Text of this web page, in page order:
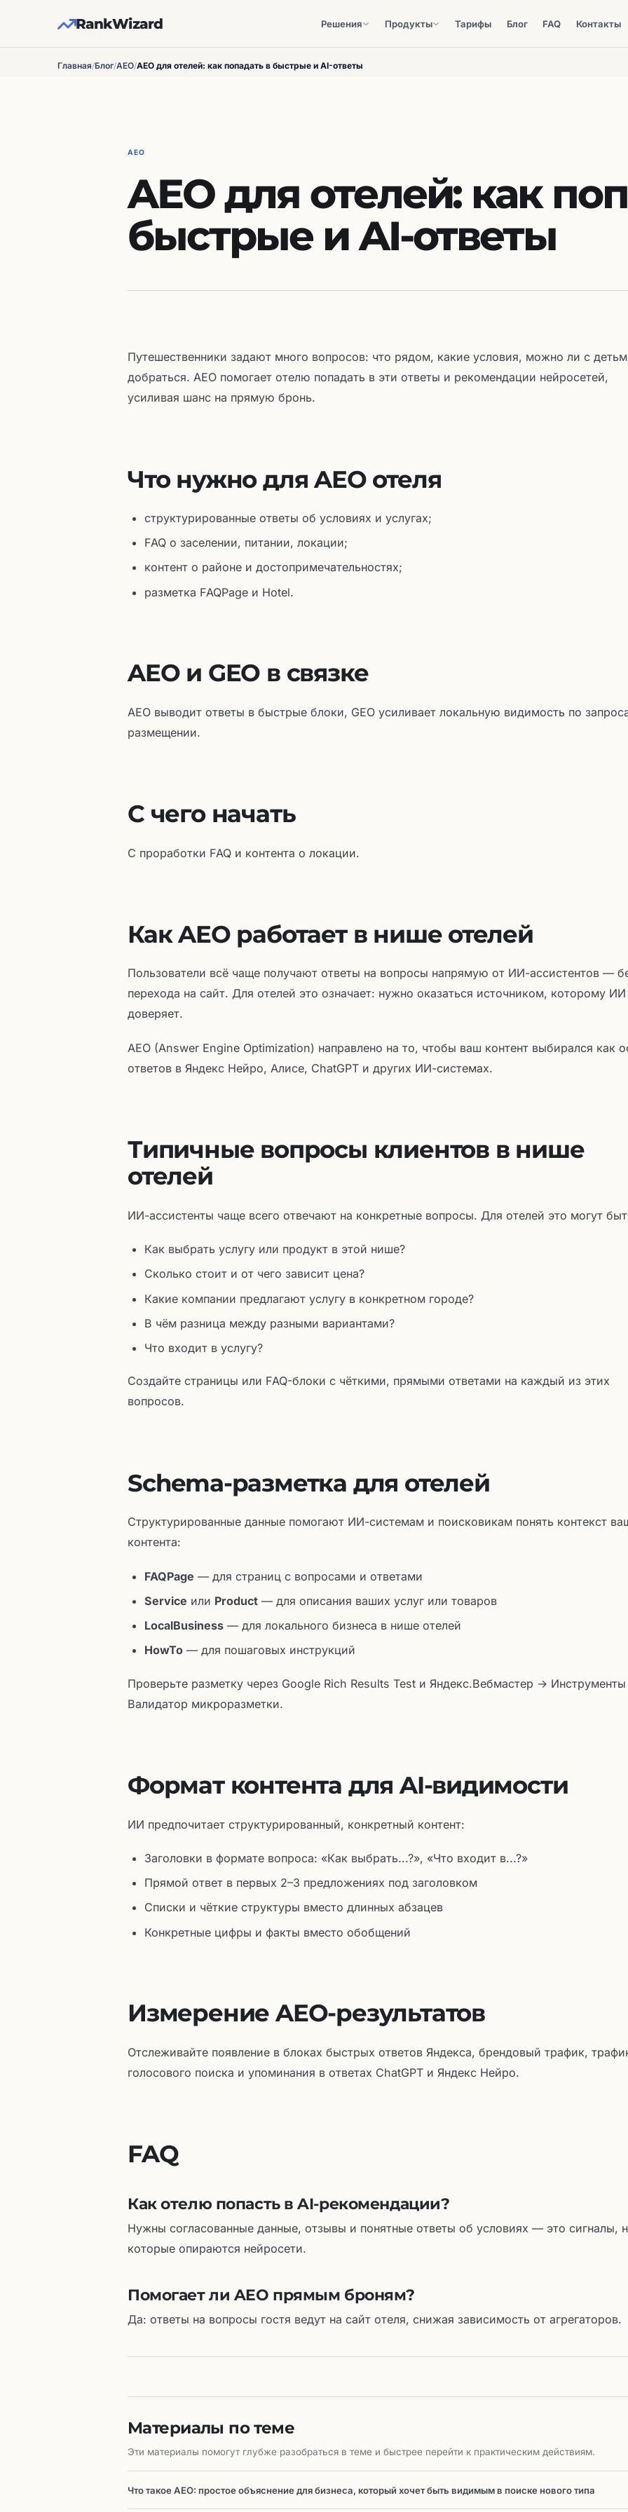
RankWizard Решения Продукты Тарифы Блог FAQ Контакты
Главная/Блог/AEO/AEO для отелей: как попадать в быстрые и AI-ответы
AEO
AEO для отелей: как
быстрые и AI-ответы
Путешественники задают много вопросов: что рядом, какие условия, можно ли с
добраться. AEO помогает отелю попадать в эти ответы и рекомендации нейросетей,
усиливая шанс на прямую бронь.
Что нужно для AEO отеля
структурированные ответы об условиях и услугах;
FAQ о заселении, питании, локации;
контент о районе и достопримечательностях;
разметка FAQPage и Hotel.
AEO и GEO в связке
AEO выводит ответы в быстрые блоки, GEO усиливает локальную видимость по
размещении.
С чего начать
С проработки FAQ и контента о локации.
Как AEO работает в нише отелей
Пользователи всё чаще получают ответы на вопросы напрямую от ИИ-ассистентов —
перехода на сайт. Для отелей это означает: нужно оказаться источником, которому ИИ
доверяет.
AEO (Answer Engine Optimization) направлено на то, чтобы ваш контент выбирался как
ответов в Яндекс Нейро, Алисе, ChatGPT и других ИИ-системах.
Типичные вопросы клиентов в нише
отелей
ИИ-ассистенты чаще всего отвечают на конкретные вопросы. Для отелей это могут
Как выбрать услугу или продукт в этой нише?
Сколько стоит и от чего зависит цена?
Какие компании предлагают услугу в конкретном городе?
В чём разница между разными вариантами?
Что входит в услугу?
Создайте страницы или FAQ-блоки с чёткими, прямыми ответами на каждый из этих
вопросов.
Schema-разметка для отелей
Структурированные данные помогают ИИ-системам и поисковикам понять контекст
контента:
FAQPage — для страниц с вопросами и ответами
Service или Product — для описания ваших услуг или товаров
LocalBusiness — для локального бизнеса в нише отелей
HowTo — для пошаговых инструкций
Проверьте разметку через Google Rich Results Test и Яндекс.Вебмастер →
Валидатор микроразметки.
Формат контента для AI-видимости
ИИ предпочитает структурированный, конкретный контент:
Заголовки в формате вопроса: «Как выбрать...?», «Что входит в...?»
Прямой ответ в первых 2–3 предложениях под заголовком
Списки и чёткие структуры вместо длинных абзацев
Конкретные цифры и факты вместо обобщений
Измерение AEO-результатов
Отслеживайте появление в блоках быстрых ответов Яндекса, брендовый трафик,
голосового поиска и упоминания в ответах ChatGPT и Яндекс Нейро.
FAQ
Как отелю попасть в AI-рекомендации?
Нужны согласованные данные, отзывы и понятные ответы об условиях — это сигналы,
которые опираются нейросети.
Помогает ли AEO прямым броням?
Да: ответы на вопросы гостя ведут на сайт отеля, снижая зависимость от агрегаторов.
Материалы по теме
Эти материалы помогут глубже разобраться в теме и быстрее перейти к практическим действиям.
Что такое AEO: простое объяснение для бизнеса, который хочет быть видимым в поиске нового типа